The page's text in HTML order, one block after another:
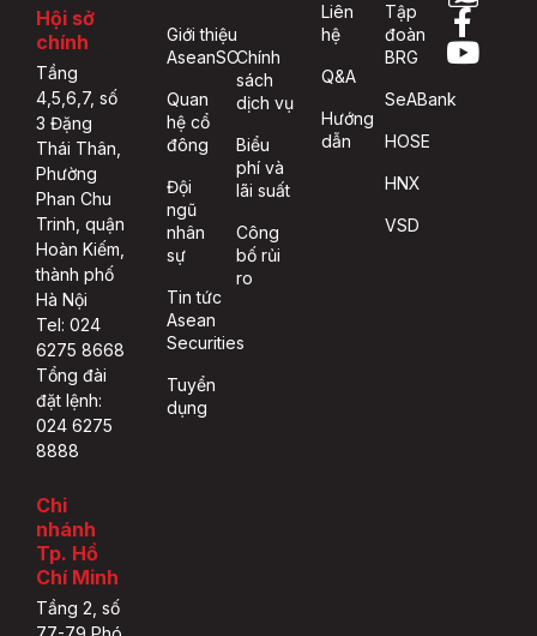
Hội sở
chính
Tầng
4,5,6,7, số
3 Đặng
Thái Thân,
Phường
Phan Chu
Trinh, quận
Hoàn Kiếm,
thành phố
Hà Nội
Tel: 024
6275 8668
Tổng đài
đặt lệnh:
024 6275
8888
Chi
nhánh
Tp. Hồ
Chí Minh
Tầng 2, số
Giới thiệu
AseanSC
Quan
hệ cổ
đông
Đội
ngũ
nhân
sự
Tin tức
Asean
Securities
Tuyển
dụng
Chính
sách
dịch vụ
Biểu
phí và
lãi suất
Công
bố rủi
ro
Liên
hệ
Q&A
Hướng
dẫn
Tập
đoàn
BRG
SeABank
HOSE
HNX
VSD